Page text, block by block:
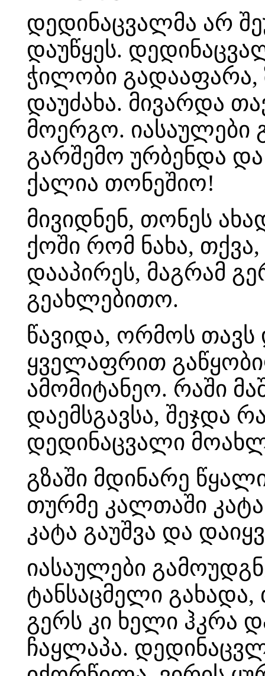
დედინაცვალმა არ
დაუწყეს.
ჭილობი გადააფარა,
დაუძახა. მივარდა
მოერგო. იასაულები
გარშემო ურბენდა
ქალია თონეშიო!
მივიდნენ, თონეს
ქოში რომ ნახა,
დააპირეს, მაგრამ
გეახლებითო.
წავიდა, ორმოს
ყველაფრით
ამომიტანეო. რაში
დაემსგავსა, შეჯდა
დედინაცვალი
გზაში მდინარე
თურმე კალთაში
კატა გაუშვა და
იასაულები
ტანსაცმელი გახადა,
გერს კი ხელი ჰკრა
ჩაყლაპა.